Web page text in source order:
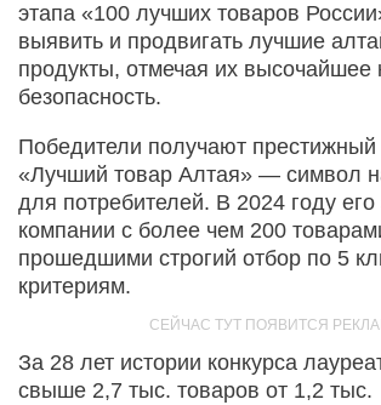
этапа «100 лучших товаров
выявить и продвигать лучшие
продукты, отмечая их высочайшее
безопасность.
Победители получают престижный
«Лучший товар Алтая» — символ
для потребителей. В 2024 году
компании с более чем 200
прошедшими строгий отбор по 5
критериям.
За 28 лет истории конкурса
свыше 2,7 тыс. товаров от 1,2 тыс.